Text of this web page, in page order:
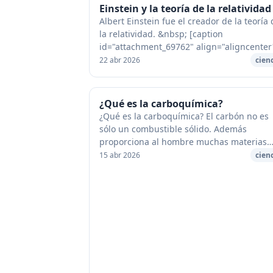
Einstein y la teoría de la relatividad
Albert Einstein fue el creador de la teoría
la relatividad. &nbsp; [caption
id="attachment_69762"
width="552"] Einstein[/caption] Ha sido
22 abr 2026
¿Qué es la carboquímica?
¿Qué es la carboquímica? El carbón no es
sólo un combustible sólido. Además
proporciona al hombre muchas materias
primas. Con ellas se pueden fabricar
15 abr 2026